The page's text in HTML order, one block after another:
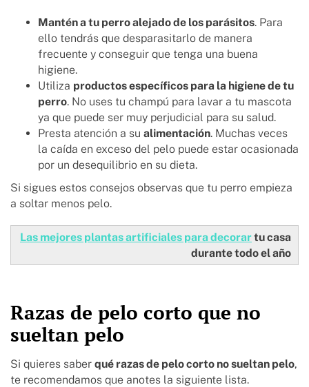
Mantén a tu perro alejado de los parásitos. Para
ello tendrás que desparasitarlo de manera
frecuente y conseguir que tenga una buena
higiene.
Utiliza productos específicos para la higiene de tu
perro. No uses tu champú para lavar a tu mascota
ya que puede ser muy perjudicial para su salud.
Presta atención a su alimentación. Muchas veces
la caída en exceso del pelo puede estar ocasionada
por un desequilibrio en su dieta.
Si sigues estos consejos observas que tu perro empieza
a soltar menos pelo.
Las mejores plantas artificiales para decorartu casa
durante todo el año
Razas de pelo corto que no
sueltan pelo
Si quieres saber qué razas de pelo corto no sueltan pelo,
te recomendamos que anotes la siguiente lista.